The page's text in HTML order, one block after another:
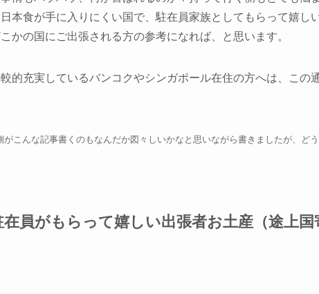
本食が手に入りにくい国で、駐在員家族としてもらって嬉し
かの国にご出張される方の参考になれば、と思います。
較的充実しているバンコクやシンガポール在住の方へは、この
がこんな記事書くのもなんだか図々しいかなと思いながら書きましたが、ど
員がもらって嬉しい出張者お土産（途上国